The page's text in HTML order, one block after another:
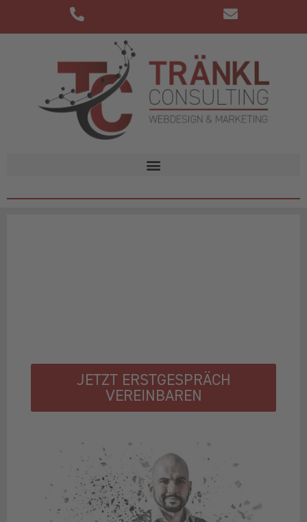
JETZT ERSTGESPRÄCH
VEREINBAREN